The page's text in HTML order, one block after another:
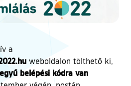
a
weboldalon tölthető ki,
belépési kódra van